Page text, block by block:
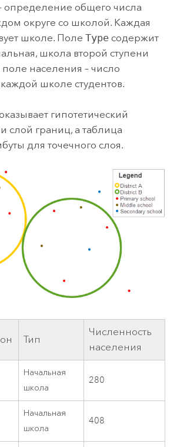
определение общего числа
округе со школой. Каждая
школе. Поле Typeсодержит
школа второй ступени
населения – число
школе студентов.
гипотетический
слой границ, а таблица
для точечного слоя.
Тип
Численность
населения
Начальная
школа
280
Начальная
школа
408